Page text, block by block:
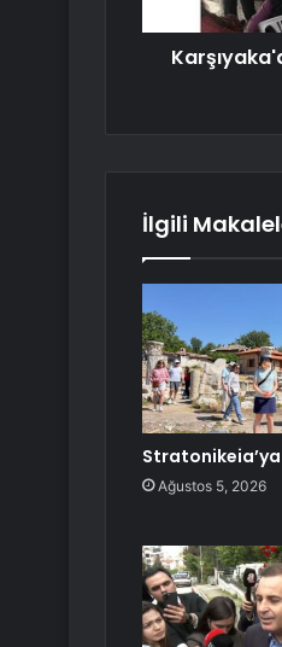
İlgili
Stratonikeia’ya
Ağustos 5, 2026